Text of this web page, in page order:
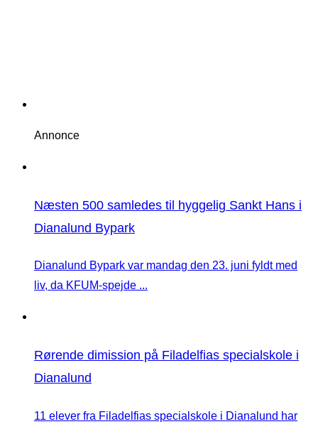
Annonce
Næsten 500 samledes til hyggelig Sankt Hans i
Dianalund Bypark
Dianalund Bypark var mandag den 23. juni fyldt med
liv, da KFUM-spejde ...
Rørende dimission på Filadelfias specialskole i
Dianalund
11 elever fra Filadelfias specialskole i Dianalund har